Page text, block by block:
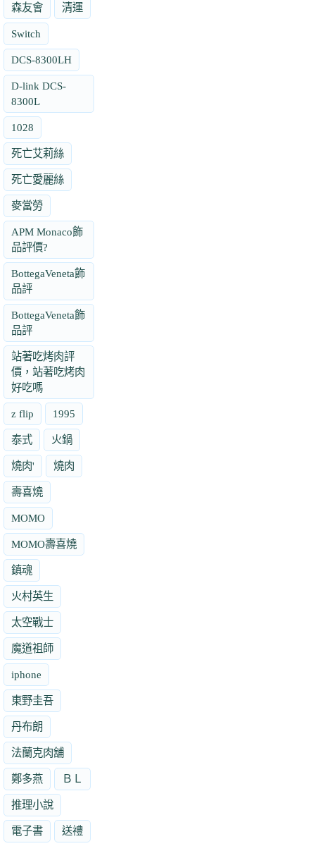
森友會 清運
Switch
DCS-8300LH
D-link DCS-
8300L
1028
死亡艾莉絲
死亡愛麗絲
麥當勞
APM Monaco飾
品評價?
BottegaVeneta飾
品評
BottegaVeneta飾
品評
站著吃烤肉評
價，站著吃烤肉
好吃嗎
z flip 1995
泰式 火鍋
燒肉' 燒肉
壽喜燒
MOMO
MOMO壽喜燒
鎮魂
火村英生
太空戰士
魔道祖師
iphone
東野圭吾
丹布朗
法蘭克肉舖
鄭多燕 ＢＬ
推理小說
電子書 送禮